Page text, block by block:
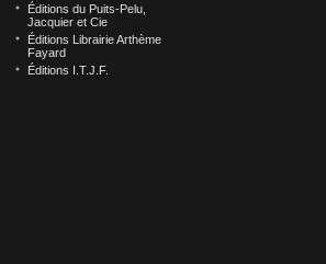
Éditions du Puits-Pelu,
Jacquier et Cie
Éditions Librairie Arthème
Fayard
Éditions I.T.J.F.